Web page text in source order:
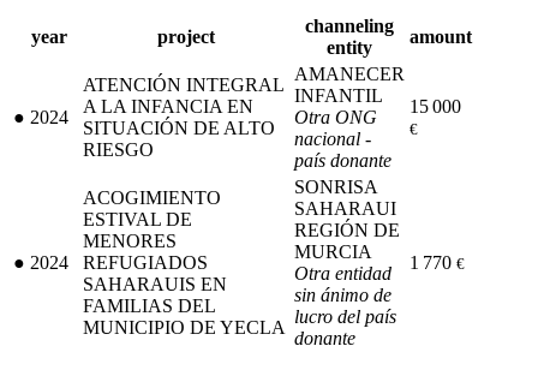
year project
channeling
entity
amount
● 2024
ATENCIÓN INTEGRAL
A LA INFANCIA EN
SITUACIÓN DE ALTO
RIESGO
AMANECER
INFANTIL
Otra ONG
nacional -
país donante
15 000
€
● 2024
ACOGIMIENTO
ESTIVAL DE
MENORES
REFUGIADOS
SAHARAUIS EN
FAMILIAS DEL
MUNICIPIO DE YECLA
SONRISA
SAHARAUI
REGIÓN DE
MURCIA
Otra entidad
sin ánimo de
lucro del país
donante
1 770 €